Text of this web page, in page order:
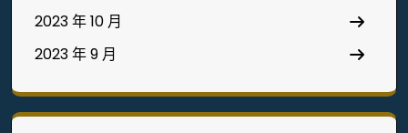
2023 年 10 月
2023 年 9 月